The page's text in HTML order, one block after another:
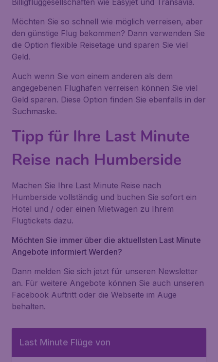
Billigfluggesellschaften wie Easyjet und Transavia.
Möchten Sie so schnell wie möglich verreisen, aber
den günstige Flug bekommen? Dann verwenden Sie
die Option flexible Reisetage und sparen Sie viel
Geld.
Auch wenn Sie von einem anderen als dem
angegebenen Flughafen verreisen können Sie viel
Geld sparen. Diese Option finden Sie ebenfalls in der
Suchmaske.
Tipp für Ihre Last Minute
Reise nach Humberside
Machen Sie Ihre Last Minute Reise nach
Humberside vollständig und buchen Sie sofort ein
Hotel und / oder einen Mietwagen zu Ihrem
Flugtickets dazu.
Möchten Sie immer über die aktuellsten Last Minute
Angebote informiert Werden?
Dann melden Sie sich jetzt für unseren Newsletter
an. Für weitere Angebote können Sie auch unseren
Facebook Auftritt oder die Webseite im Auge
behalten.
Last Minute Flüge von